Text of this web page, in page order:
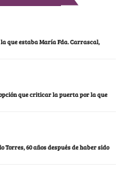
que estaba María Fda. Carrascal,
que criticar la puerta por la que
60 años después de haber sido